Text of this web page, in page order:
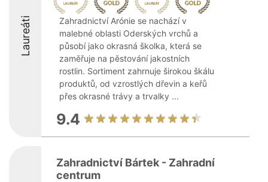
Laureáti
Zahradnictví Arónie se nachází v
malebné oblasti Oderských vrchů a
působí jako okrasná školka, která se
zaměřuje na pěstování jakostních
rostlin. Sortiment zahrnuje širokou škálu
produktů, od vzrostlých dřevin a keřů
přes okrasné trávy a trvalky ...
9.4
Zahradnictví Bártek - Zahradní
centrum